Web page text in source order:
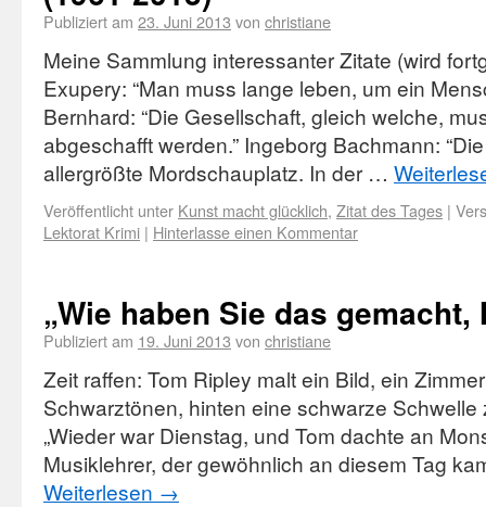
Publiziert am 23. Juni 2013 von christiane
Meine Sammlung interessanter Zitate (wird
Exupery: “Man muss lange leben, um ein
Bernhard: “Die Gesellschaft, gleich welche,
abgeschafft werden.” Ingeborg Bachmann:
allergrößte Mordschauplatz. In der …
Veröffentlicht unter Kunst macht glücklich, Zitat des Tages |
Lektorat Krimi | Hinterlasse einen Kommentar
„Wie haben Sie das
Publiziert am 19. Juni 2013 von christiane
Zeit raffen: Tom Ripley malt ein Bild, ein
Schwarztönen, hinten eine schwarze Schwelle
„Wieder war Dienstag, und Tom dachte an
Musiklehrer, der gewöhnlich an diesem Tag
Weiterlesen →